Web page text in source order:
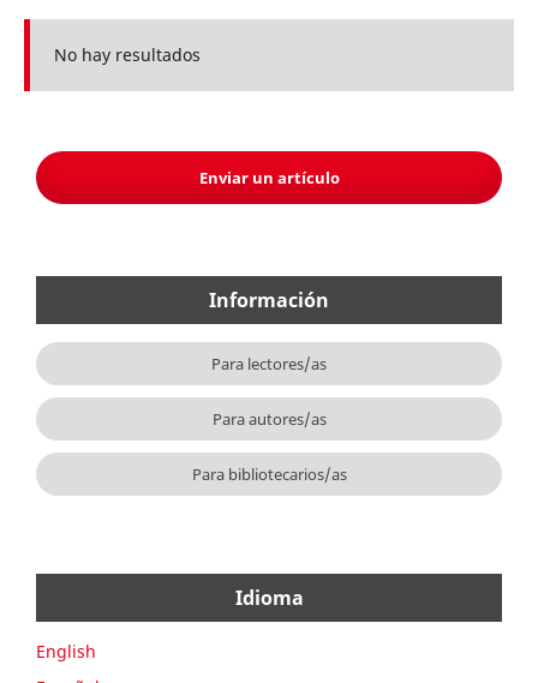
No hay resultados
Enviar un artículo
Información
Para lectores/as
Para autores/as
Para bibliotecarios/as
Idioma
English